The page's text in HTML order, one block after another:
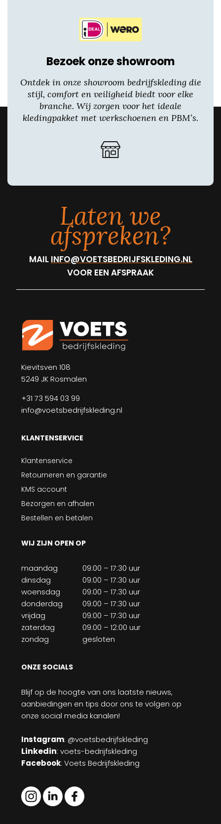
Bezoek onze showroom
Ontdek in onze showroom bedrijfskleding die
stijl, comfort en veiligheid biedt voor elke
branche. Wij zorgen voor het ideale
kledingpakket met werkschoenen en PBM’s.
Laten we
afspreken?
MAIL INFO@VOETSBEDRIJFSKLEDING.NL
VOOR EEN AFSPRAAK
Kievitsven 108
5249 JK Rosmalen
+31 73 594 03 99
info@voetsbedrijfskleding.nl
KLANTENSERVICE
Klantenservice
Retourneren en garantie
KMS account
Bezorgen en afhalen
Bestellen en betalen
WIJ ZIJN OPEN OP
maandag
09:00 – 17:30 uur
dinsdag
09:00 – 17:30 uur
woensdag
09:00 – 17:30 uur
donderdag
09:00 – 17:30 uur
vrijdag
09:00 – 17:30 uur
zaterdag
09:00 – 12:00 uur
zondag
gesloten
ONZE SOCIALS
Blijf op de hoogte van ons laatste nieuws,
aanbiedingen en tips door ons te volgen op
onze social media kanalen!
Instagram: @voetsbedrijfskleding
Linkedin: voets-bedrijfskleding
Facebook: Voets Bedrijfskleding